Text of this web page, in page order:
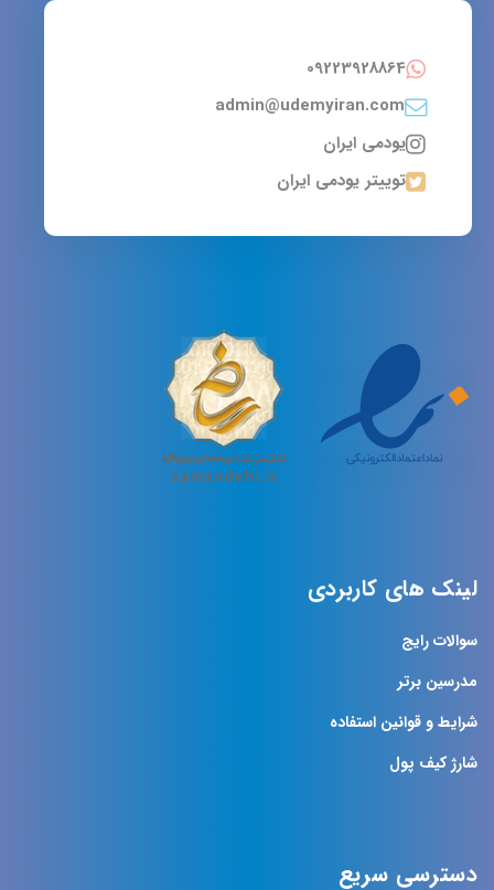
09223928864
admin@udemyiran.com
یودمی ایران
توییتر یودمی ایران
لینک های کاربردی
سوالات رایج
مدرسین برتر
شرایط و قوانین استفاده
شارژ کیف پول
دسترسی سریع